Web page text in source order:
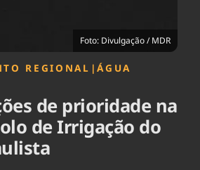
Foto: Divulgação / MDR
REGIONAL |ÁGUA
de prioridade na
de Irrigação do